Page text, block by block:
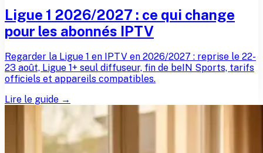
Ligue 1 2026/2027 : ce qui change
pour les abonnés IPTV
Regarder la Ligue 1 en IPTV en 2026/2027 : reprise le 22-
23 août, Ligue 1+ seul diffuseur, fin de beIN Sports, tarifs
officiels et appareils compatibles.
Lire le guide →